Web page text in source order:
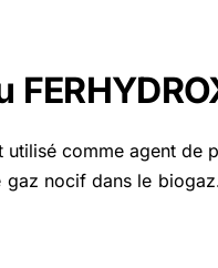
utilisé comme agent de
gaz nocif dans le